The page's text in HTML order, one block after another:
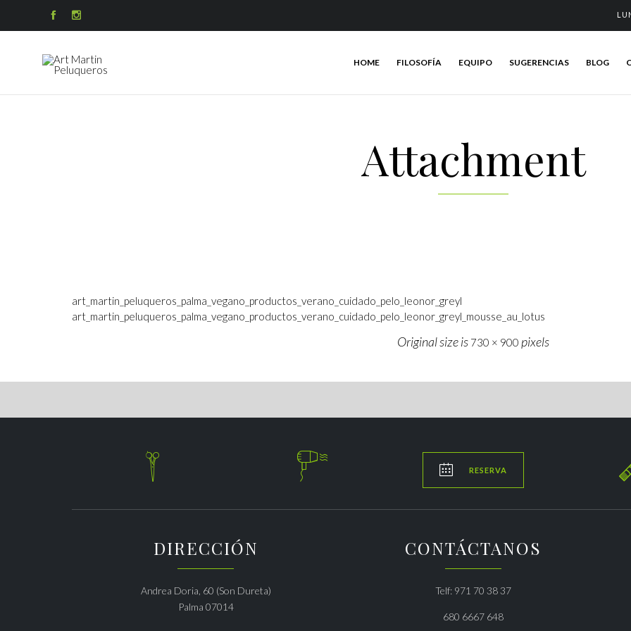
 
HOME FILOSOFÍA EQUIPO SUGERENCIAS BLOG
Attachment
art_martin_peluqueros_palma_vegano_productos_verano_cuidado_pelo_leonor_greyl
art_martin_peluqueros_palma_vegano_productos_verano_cuidado_pelo_leonor_greyl_mousse_au_lotus
Original size is 730 × 900 pixels
   RESERVA
DIRECCIÓN
Andrea Doria, 60 (Son Dureta)
Palma 07014
CONTÁCTANOS
Telf: 971 70 38 37
680 6667 648